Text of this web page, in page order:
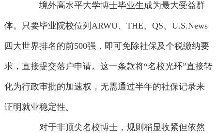
境外高水平大学博士毕业生成为最大受益群
体。只要毕业院校位列ARWU、THE、QS、U.S.News
四大世界排名的前500强，即可免除社保及个税缴纳要
求，直接提交落户申请。这一条款将“名校光环”直接转
化为行政审批的加速权，无需通过半年的社保记录来
证明就业稳定性。
对于非顶尖名校博士，规则稍显收紧但依然